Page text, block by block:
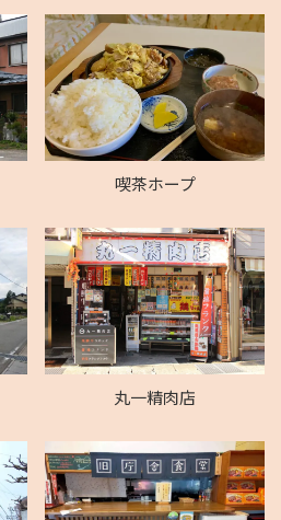
喫茶ホープ
丸一精肉店